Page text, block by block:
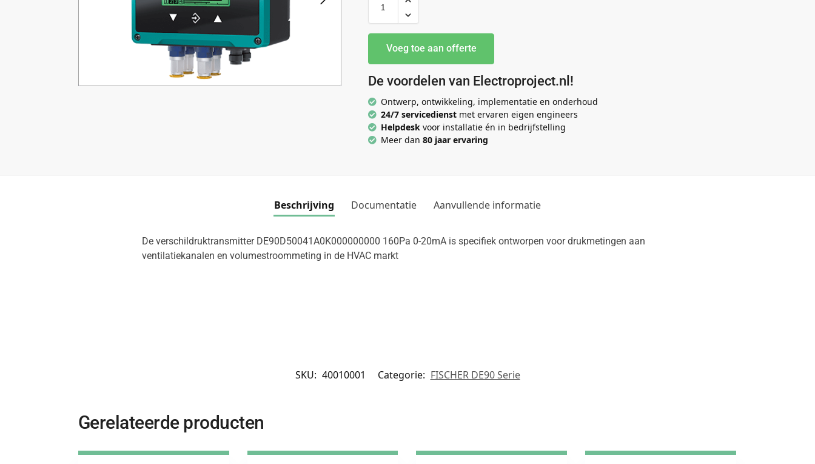
Voeg toe aan offerte
De voordelen van Electroproject.nl!
Ontwerp, ontwikkeling, implementatie en onderhoud
24/7 servicedienstmet ervaren eigen engineers
Helpdesk voor installatie én in bedrijfstelling
Meer dan 80 jaar ervaring
Beschrijving Documentatie Aanvullende informatie
De verschildruktransmitter DE90D50041A0K000000000 160Pa 0-20mA is specifiek ontworpen voor drukmetingen aan
ventilatiekanalen en volumestroommeting in de HVAC markt
SKU: 40010001 Categorie: FISCHER DE90 Serie
Gerelateerde producten